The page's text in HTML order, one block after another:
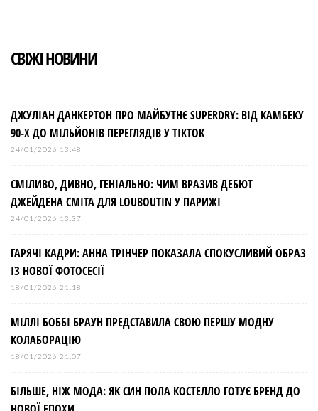
СВІЖІ НОВИНИ
ДЖУЛІАН ДАНКЕРТОН ПРО МАЙБУТНЄ SUPERDRY: ВІД КАМБЕКУ
90-Х ДО МІЛЬЙОНІВ ПЕРЕГЛЯДІВ У TIKTOK
24/01/2026 13:48
СМІЛИВО, ДИВНО, ГЕНІАЛЬНО: ЧИМ ВРАЗИВ ДЕБЮТ
ДЖЕЙДЕНА СМІТА ДЛЯ LOUBOUTIN У ПАРИЖІ
24/01/2026 13:37
ГАРЯЧІ КАДРИ: АННА ТРІНЧЕР ПОКАЗАЛА СПОКУСЛИВИЙ ОБРАЗ
ІЗ НОВОЇ ФОТОСЕСІЇ
18/01/2026 21:18
МІЛЛІ БОББІ БРАУН ПРЕДСТАВИЛА СВОЮ ПЕРШУ МОДНУ
КОЛАБОРАЦІЮ
18/01/2026 21:07
БІЛЬШЕ, НІЖ МОДА: ЯК СИН ПОЛА КОСТЕЛЛО ГОТУЄ БРЕНД ДО